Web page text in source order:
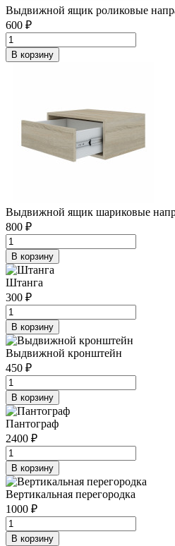
Выдвижной ящик роликовые
600 ₽
В корзину
Выдвижной ящик шариковые
800 ₽
В корзину
Штанга
300 ₽
В корзину
Выдвижной кронштейн
450 ₽
В корзину
Пантограф
2400 ₽
В корзину
Вертикальная перегородка
1000 ₽
В корзину